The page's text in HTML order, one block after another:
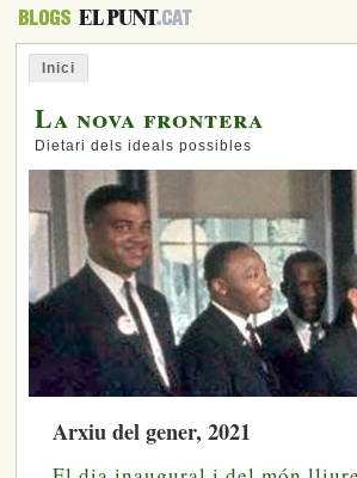
Inici
La nova frontera
Dietari dels ideals possibles
Arxiu del gener, 2021